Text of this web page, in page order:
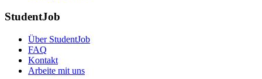
StudentJob
Über StudentJob
FAQ
Kontakt
Arbeite mit uns